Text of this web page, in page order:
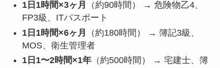
1日1時間×3ヶ月
（約90時間） → 危険物乙4、
FP3級、ITパスポート
1日1時間×6ヶ月
（約180時間） → 簿記3級、
MOS、衛生管理者
1日1〜2時間×1年（約500時間） → 宅建士、簿